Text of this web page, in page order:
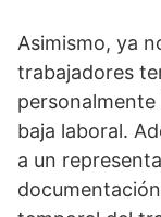
Asimismo, ya
trabajadores
baja laboral.
a un